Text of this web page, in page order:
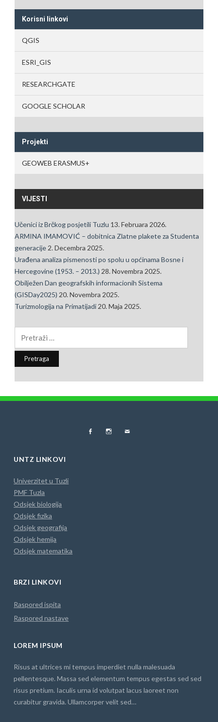
Korisni linkovi
QGIS
ESRI_GIS
RESEARCHGATE
GOOGLE SCHOLAR
Projekti
GEOWEB ERASMUS+
VIJESTI
Učenici iz Brčkog posjetili Tuzlu 13. Februara 2026.
ARMINA IMAMOVIĆ – dobitnica Zlatne plakete za Studenta
generacije 2. Decembra 2025.
Urađena analiza pismenosti po spolu u općinama Bosne i
Hercegovine (1953. – 2013.) 28. Novembra 2025.
Obilježen Dan geografskih informacionih Sistema
(GISDay2025) 20. Novembra 2025.
Turizmologija na Primatijadi 20. Maja 2025.
UNTZ LINKOVI
Univerzitet u Tuzli
PMF Tuzla
Odsjek biologija
Odsjek fizika
Odsjek geografija
Odsjek hemija
Odsjek matematika
BRZI LINKOVI
Raspored ispita
Raspored nastave
LOREM IPSUM
Risus at ultrices mi tempus imperdiet nulla malesuada
pellentesque. Massa sed elementum tempus egestas sed sed
risus pretium. Iaculis urna id volutpat lacus laoreet non
curabitur gravida. Ullamcorper velit sed…